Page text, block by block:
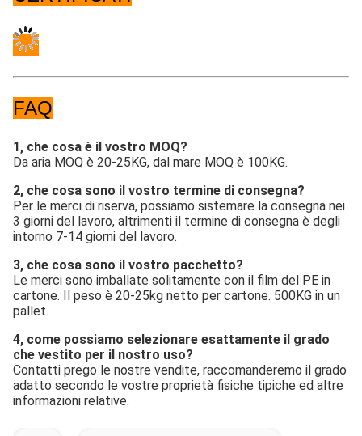
FAQ
1, che cosa è il vostro MOQ?
2, che cosa sono il vostro termine di consegna?
3 giorni del lavoro, altrimenti il termine di consegna è degli
intorno 7-14 giorni del lavoro.
3, che cosa sono il vostro pacchetto?
cartone. Il peso è 20-25kg netto per cartone. 500KG in un
pallet.
4, come possiamo selezionare esattamente il grado
Contatti prego le nostre vendite, raccomanderemo il grado
adatto secondo le vostre proprietà fisiche tipiche ed altre
informazioni relative.